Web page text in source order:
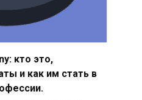
кто это,
и как им стать в